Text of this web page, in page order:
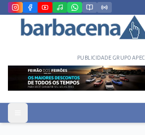
PUBLICIDADE GRUPO APEC